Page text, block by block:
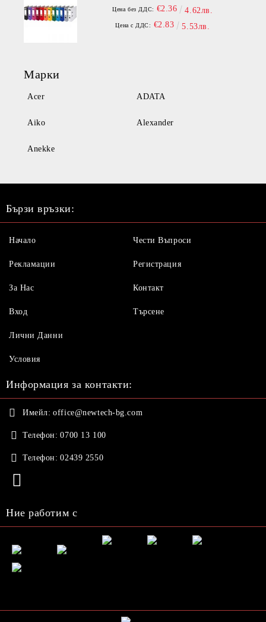
Цена без ДДС: €2.36 4.62лв.
Цена с ДДС: €2.83 5.53лв.
Марки
Acer ADATA
Aiko Alexander
Anekke
Бързи връзки:
Начало
Рекламации
За Нас
Вход
Чести Въпроси
Регистрация
Контакт
Търсене
Лични Данни
Условия
Информация за контакти:
Имейл: office@newtech-bg.com
Телефон: 0700 13 100
Телефон: 02439 2550
Ние работим с